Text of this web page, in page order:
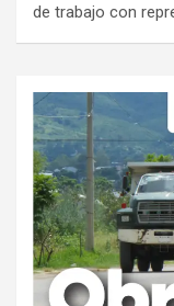
de trabajo con